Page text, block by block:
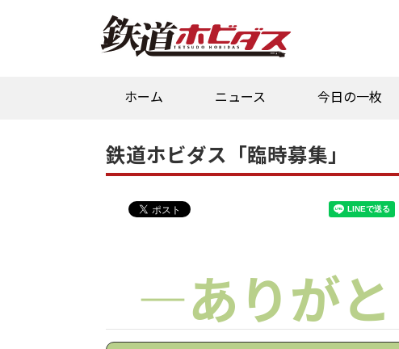
ホーム ニュース 今日の一枚
鉄道ホビダス「臨時募集」
―ありが